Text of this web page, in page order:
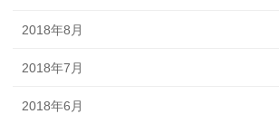
2018年8月
2018年7月
2018年6月